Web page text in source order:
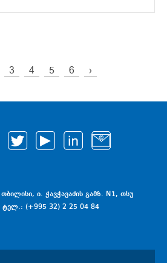
3 4 5 6 ›
ი. ჭავჭავაძის გამზ. N1, თსუ
ტელ.: (+995 32) 2 25 04 84